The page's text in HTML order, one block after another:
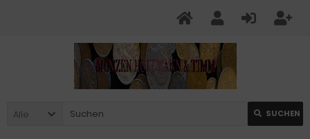
Alle SUCHEN